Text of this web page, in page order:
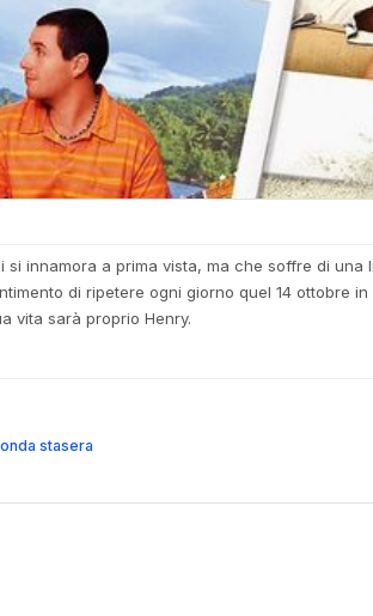
innamora a prima vista, ma che soffre di una
di ripetere ogni giorno quel 14 ottobre
vita sarà proprio Henry.
stasera